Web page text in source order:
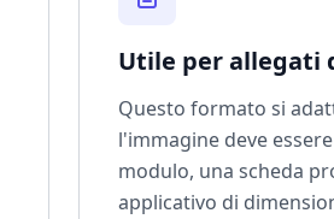
Utile per allegati
Questo formato si
l'immagine deve
modulo, una scheda
applicativo di